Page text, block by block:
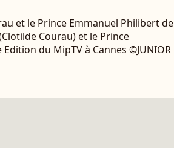
et le Prince Emmanuel Philibert de
Courau) et le Prince
du MipTV à Cannes ©JUNIOR